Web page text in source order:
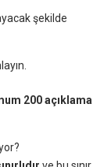
şekilde
200 açıklama